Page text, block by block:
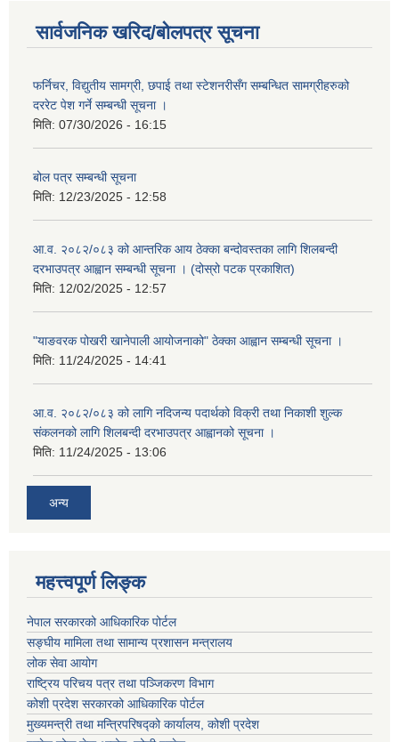
सार्वजनिक खरिद/बोलपत्र सूचना
फर्निचर, विद्युतीय सामग्री, छपाई तथा स्टेशनरीसँग सम्बन्धित सामग्रीहरुको
दररेट पेश गर्ने सम्बन्धी सूचना ।
मिति: 07/30/2026 - 16:15
बोल पत्र सम्बन्धी सूचना
मिति: 12/23/2025 - 12:58
आ.व. २०८२/०८३ को आन्तरिक आय ठेक्का बन्दोवस्तका लागि शिलबन्दी
दरभाउपत्र आह्वान सम्बन्धी सूचना । (दोस्रो पटक प्रकाशित)
मिति: 12/02/2025 - 12:57
"याङवरक पोखरी खानेपाली आयोजनाको" ठेक्का आह्वान सम्बन्धी सूचना ।
मिति: 11/24/2025 - 14:41
आ.व. २०८२/०८३ को लागि नदिजन्य पदार्थको विक्री तथा निकाशी शुल्क
संकलनको लागि शिलबन्दी दरभाउपत्र आह्वानको सूचना ।
मिति: 11/24/2025 - 13:06
अन्य
महत्त्वपूर्ण लिङ्क
नेपाल सरकारको आधिकारिक पोर्टल
सङ्‍घीय मामिला तथा सामान्य प्रशासन मन्त्रालय
लोक सेवा आयोग
राष्ट्रिय परिचय पत्र तथा पञ्जिकरण विभाग
कोशी प्रदेश सरकारको आधिकारिक पोर्टल
मुख्यमन्त्री तथा मन्त्रिपरिषद्को कार्यालय, कोशी प्रदेश